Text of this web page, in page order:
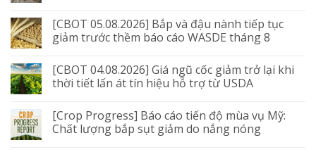
[CBOT 05.08.2026] Bắp và đậu nành tiếp tục
giảm trước thềm báo cáo WASDE tháng 8
[CBOT 04.08.2026] Giá ngũ cốc giảm trở lại khi
thời tiết lấn át tín hiệu hỗ trợ từ USDA
[Crop Progress] Báo cáo tiến độ mùa vụ Mỹ:
Chất lượng bắp sụt giảm do nắng nóng